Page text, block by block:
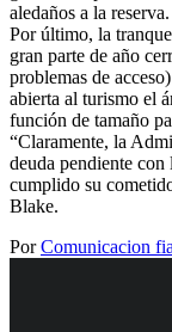
aledaños a la reserva.
Por último, la
gran parte de año
problemas de
abierta al turismo el
función de tamaño
“Claramente, la
deuda pendiente con
cumplido su
Blake.
PorComunicacion